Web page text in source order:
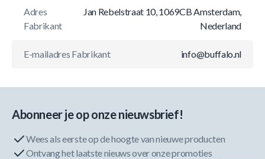
Adres
Fabrikant
Jan Rebelstraat 10, 1069CB Amsterdam,
Nederland
E-mailadres Fabrikant info@buffalo.nl
Abonneer je op onze nieuwsbrief!
Wees als eerste op de hoogte van nieuwe producten
Ontvang het laatste nieuws over onze promoties